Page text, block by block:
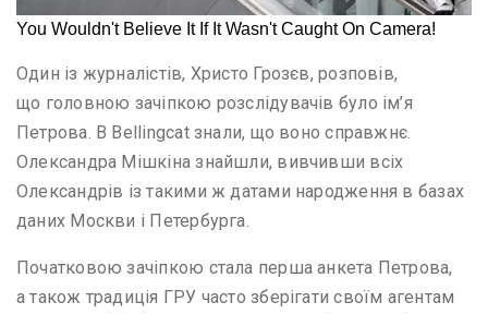
Один із журналістів, Христо Грозєв, розповів,
що головною зачіпкою розслідувачів було ім’я
Петрова. В Bellingcat знали, що воно справжнє.
Олександра Мішкіна знайшли, вивчивши всіх
Олександрів із такими ж датами народження в базах
даних Москви і Петербурга.
Початковою зачіпкою стала перша анкета Петрова,
а також традиція ГРУ часто зберігати своїм агентам